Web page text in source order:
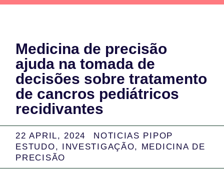
Medicina de precisão
ajuda na tomada de
decisões sobre tratamento
de cancros pediátricos
recidivantes
22 APRIL, 2024
NOTICIAS PIPOP
ESTUDO, INVESTIGAÇÃO, MEDICINA DE
PRECISÃO